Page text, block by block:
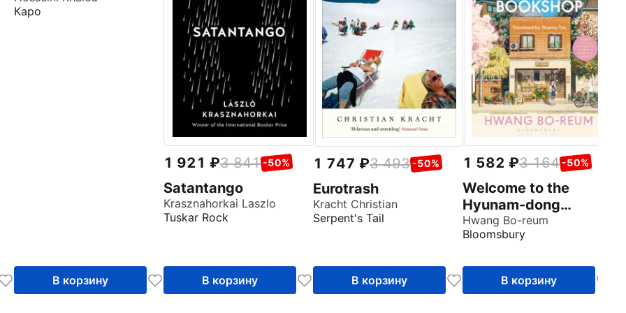
Каро
В корзину
1 921 3 841 -50%
Satantango
Krasznahorkai Laszlo
Tuskar Rock
В корзину
1 747 3 493 -50%
Eurotrash
Kracht Christian
Serpent's Tail
В корзину
1 582 3 164 -50%
Welcome to the
Hyunam-dong
Bookshop
Hwang Bo-reum
Bloomsbury
В корзину